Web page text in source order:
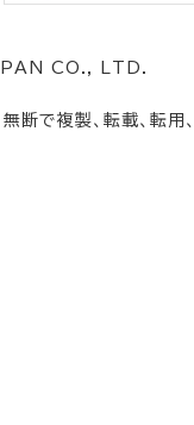
CO., LTD.
断で複製、転載、転